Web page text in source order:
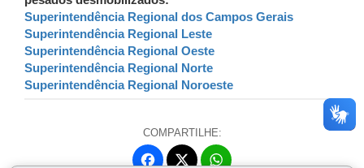
Superintendência Regional dos Campos Gerais
Superintendência Regional Leste
Superintendência Regional Oeste
Superintendência Regional Norte
Superintendência Regional Noroeste
COMPARTILHE:
Fa